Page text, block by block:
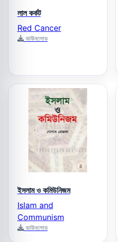
লাল কর্কট
Red Cancer
ডাউনলোড
ইসলাম ও কমিউনিজম
Islam and
Communism
ডাউনলোড